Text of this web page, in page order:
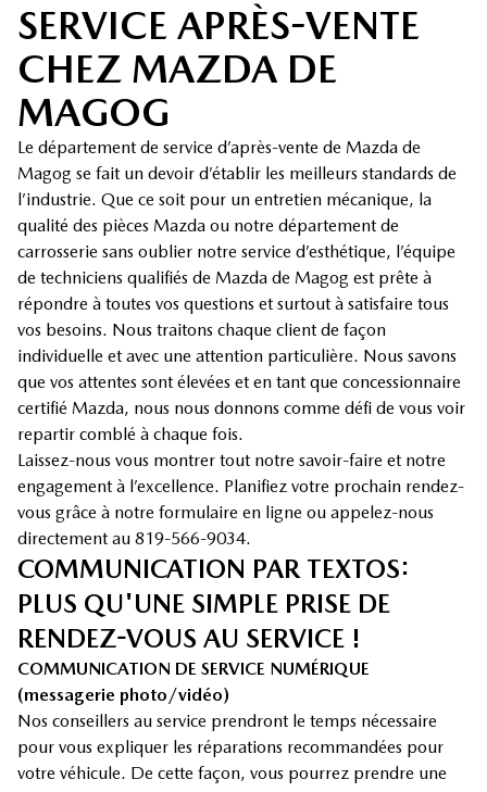
SERVICE APRÈS-VENTE
CHEZ MAZDA DE
MAGOG
Le département de service d’après-vente de Mazda de
Magog se fait un devoir d’établir les meilleurs standards de
l’industrie. Que ce soit pour un entretien mécanique, la
qualité des pièces Mazda ou notre département de
carrosserie sans oublier notre service d’esthétique, l’équipe
de techniciens qualifiés de Mazda de Magog est prête à
répondre à toutes vos questions et surtout à satisfaire tous
vos besoins. Nous traitons chaque client de façon
individuelle et avec une attention particulière. Nous savons
que vos attentes sont élevées et en tant que concessionnaire
certifié Mazda, nous nous donnons comme défi de vous voir
repartir comblé à chaque fois.
Laissez-nous vous montrer tout notre savoir-faire et notre
engagement à l’excellence. Planifiez votre prochain rendez-
vous grâce à notre formulaire en ligne ou appelez-nous
directement au 819-566-9034.
COMMUNICATION PAR TEXTOS:
PLUS QU'UNE SIMPLE PRISE DE
RENDEZ-VOUS AU SERVICE !
COMMUNICATION DE SERVICE NUMÉRIQUE
(messagerie photo/vidéo)
Nos conseillers au service prendront le temps nécessaire
pour vous expliquer les réparations recommandées pour
votre véhicule. De cette façon, vous pourrez prendre une